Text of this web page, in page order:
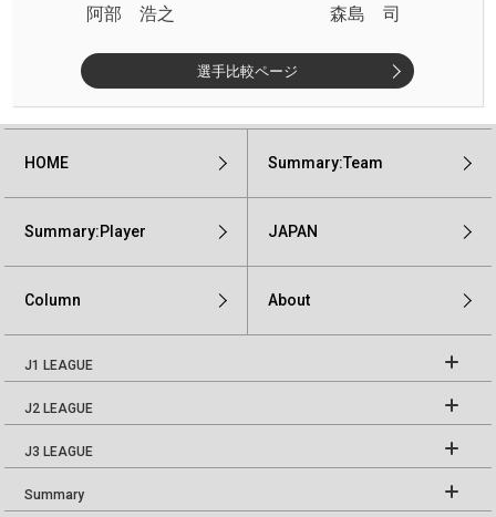
阿部 浩之
森島 司
選手比較ページ
HOME Summary:Team
Summary:Player JAPAN
Column About
J1 LEAGUE
J2 LEAGUE
J3 LEAGUE
Summary